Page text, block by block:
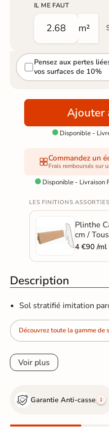
IL ME FAUT
m²
Pensez aux pertes
vos surfaces de 10%
Ajouter
Disponible -
Commandez un
Frais remboursés sur
 Disponible - Livraison
LES FINITIONS ASSORTIES
Plinthe
cm /
4 €90 /ml
Description
Sol stratifié imitation
Découvrez toute la gamme
Voir plus
Garantie Anti-casse